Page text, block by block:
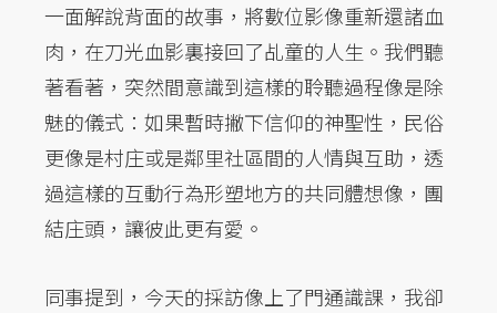
一面解說背面的故事，將數位影像重新還諸血
肉，在刀光血影裏接回了乩童的人生。我們聽
著看著，突然間意識到這樣的聆聽過程像是除
魅的儀式：如果暫時撇下信仰的神聖性，民俗
更像是村庄或是鄰里社區間的人情與互助，透
過這樣的互動行為形塑地方的共同體想像，團
結庄頭，讓彼此更有愛。
同事提到，今天的採訪像上了門通識課，我卻